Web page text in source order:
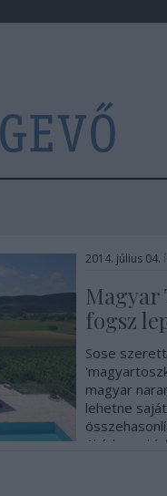
2014. július 04.
Magyar
fogsz
Sose
magyar
lehetne
Akárhogy
lenyűgöző!